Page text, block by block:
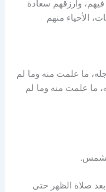
وارزقهم سعادة
الأحياء منهم
ما علمت منه وما لم
ما علمت منه وما لم
صلاة الظهر حتى